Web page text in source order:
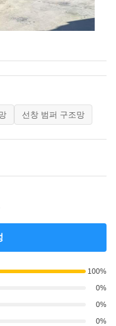
선창 범퍼 구조망
100%
0%
0%
0%